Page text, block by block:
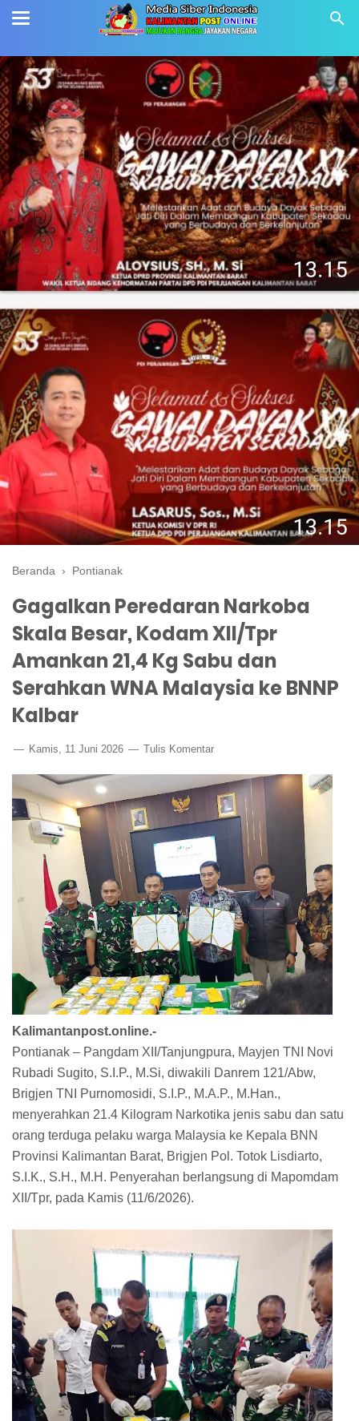
Beranda › Pontianak
Gagalkan Peredaran Narkoba
Skala Besar, Kodam XII/Tpr
Amankan 21,4 Kg Sabu dan
Serahkan WNA Malaysia ke BNNP
Kalbar
Kamis, 11 Juni 2026 Tulis Komentar
Kalimantanpost.online.-
Pontianak – Pangdam XII/Tanjungpura, Mayjen TNI Novi
Rubadi Sugito, S.I.P., M.Si, diwakili Danrem 121/Abw,
Brigjen TNI Purnomosidi, S.I.P., M.A.P., M.Han.,
menyerahkan 21.4 Kilogram Narkotika jenis sabu dan satu
orang terduga pelaku warga Malaysia ke Kepala BNN
Provinsi Kalimantan Barat, Brigjen Pol. Totok Lisdiarto,
S.I.K., S.H., M.H. Penyerahan berlangsung di Mapomdam
XII/Tpr, pada Kamis (11/6/2026).